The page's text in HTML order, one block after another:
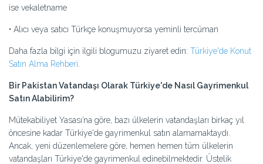
ise vekaletname
• Alıcı veya satıcı Türkçe konuşmuyorsa yeminli tercüman
Daha fazla bilgi için ilgili blogumuzu ziyaret edin: Türkiye'de Konut
Satın Alma Rehberi
Bir Pakistan Vatandaşı Olarak Türkiye'de Nasıl Gayrimenkul
Satın Alabilirim?
Mütekabiliyet Yasası’na göre, bazı ülkelerin vatandaşları birkaç yıl
öncesine kadar Türkiye'de gayrimenkul satın alamamaktaydı.
Ancak, yeni düzenlemelere göre, hemen hemen tüm ülkelerin
vatandaşları Türkiye'de gayrimenkul edinebilmektedir. Üstelik